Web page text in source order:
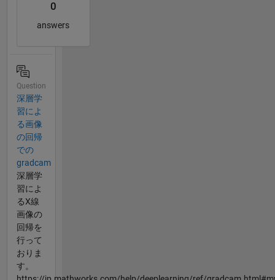
0
answers
Question
深層学
習によ
る画像
の回帰
での
gradcam
深層学
習によ
るX線
画像の
回帰を
行って
おりま
す。